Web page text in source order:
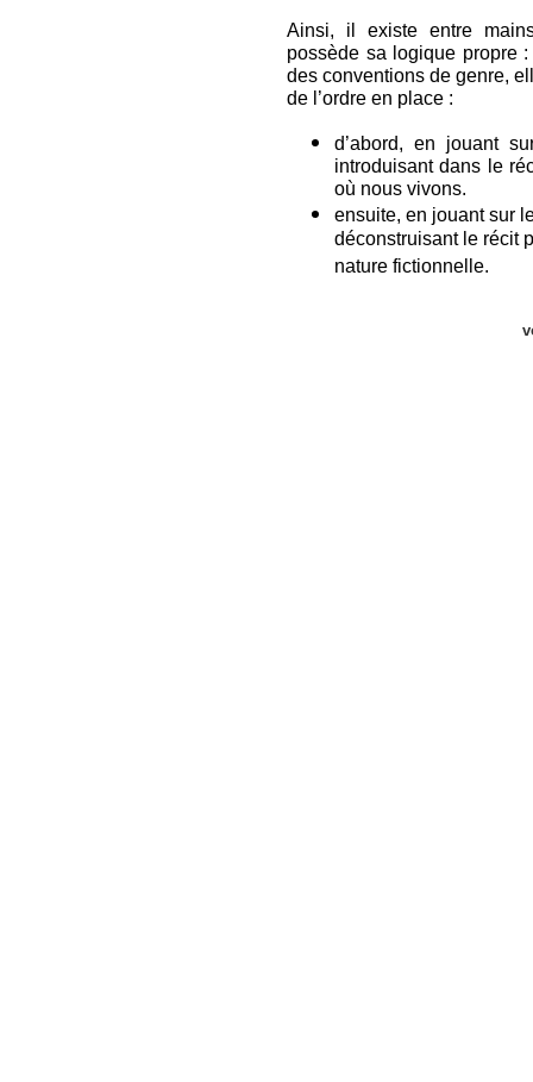
Ainsi, il existe entre
possède sa logique propre
des conventions de genre,
de l’ordre en place :
d’abord, en jouant
introduisant dans le
où nous vivons.
ensuite, en jouant sur
déconstruisant le récit
nature fictionnelle.